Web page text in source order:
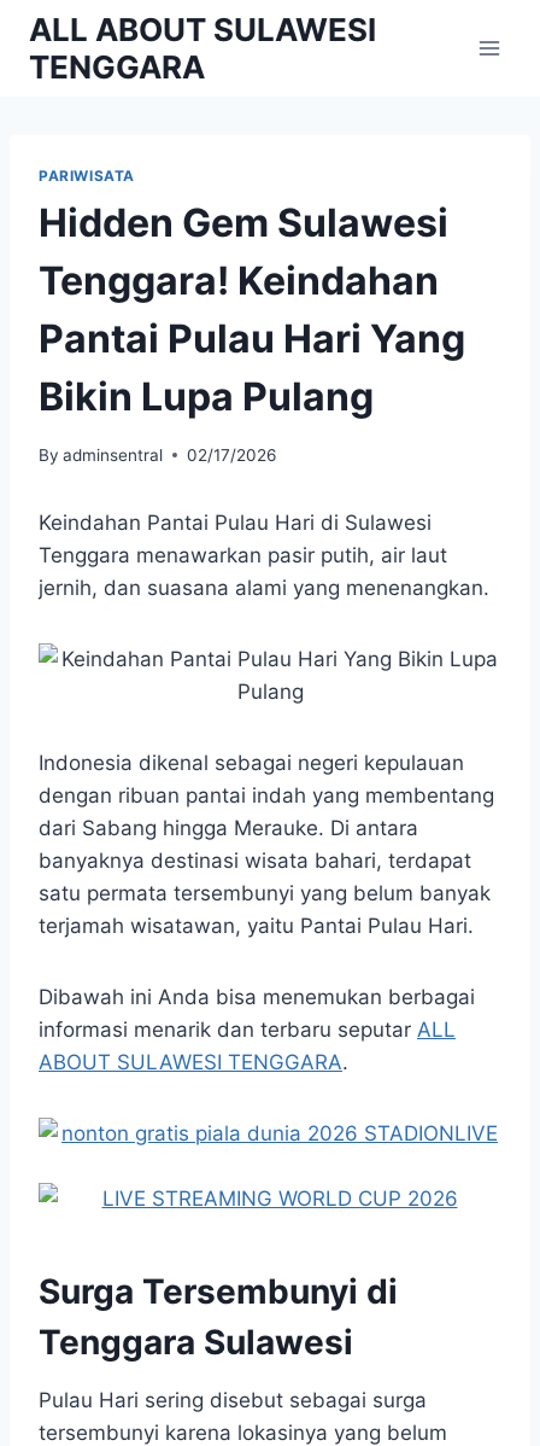
Skip
content
ALL ABOUT SULAWESI
TENGGARA
PARIWISATA
Hidden Gem Sulawesi
Tenggara! Keindahan
Pantai Pulau Hari Yang
Bikin Lupa Pulang
By adminsentral 02/17/2026
Keindahan Pantai Pulau Hari di Sulawesi
Tenggara menawarkan pasir putih, air laut
jernih, dan suasana alami yang menenangkan.
Indonesia dikenal sebagai negeri kepulauan
dengan ribuan pantai indah yang membentang
dari Sabang hingga Merauke. Di antara
banyaknya destinasi wisata bahari, terdapat
satu permata tersembunyi yang belum banyak
terjamah wisatawan, yaitu Pantai Pulau Hari.
Dibawah ini Anda bisa menemukan berbagai
informasi menarik dan terbaru seputar ALL
ABOUT SULAWESI TENGGARA.
Surga Tersembunyi di
Tenggara Sulawesi
Pulau Hari sering disebut sebagai surga
tersembunyi karena lokasinya yang belum